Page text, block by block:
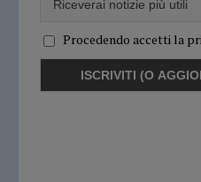
Procedendo accetti la